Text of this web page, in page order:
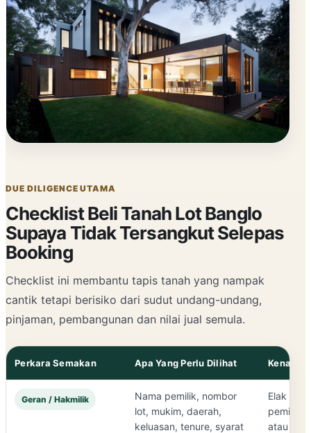
DUE DILIGENCE UTAMA
Checklist Beli Tanah Lot Banglo
Supaya Tidak Tersangkut Selepas
Booking
Checklist ini membantu tapis tanah yang nampak
cantik tetapi berisiko dari sudut undang-undang,
pinjaman, pembangunan dan nilai jual semula.
Perkara Semakan Apa Yang Perlu Dilihat Kenapa
Geran / Hakmilik
Nama pemilik, nombor
lot, mukim, daerah,
keluasan, tenure, syarat
Elak beli
pemilik
atau